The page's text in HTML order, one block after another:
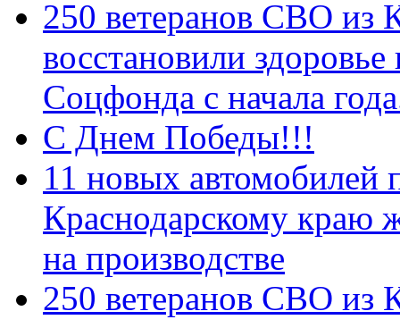
250 ветеранов СВО из
восстановили
Соцфонда с начала
С Днем Победы!!!
11 новых автомобилей
Краснодарскому краю
на производстве
250 ветеранов СВО из